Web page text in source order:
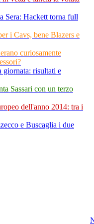
Sera: Hackett torna full
i Cavs, bene Blazers e
curiosamente
giornata: risultati e
Sassari con un terzo
dell'anno 2014: tra i
e Buscaglia i due